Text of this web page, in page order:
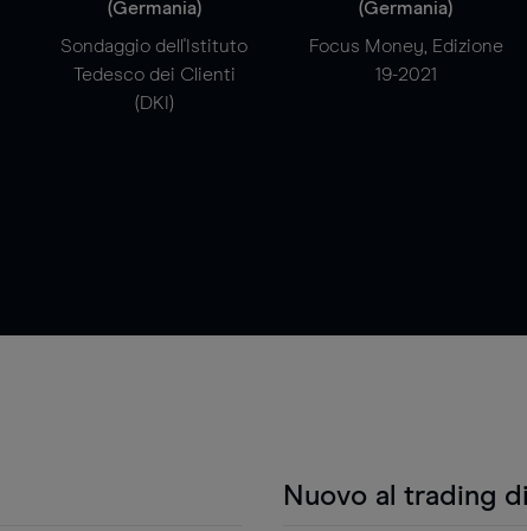
(Germania)
Sondaggio dell'Istituto
Tedesco dei Clienti
(DKI)
(Germania)
Focus Money, Edizione
19-2021
Nuovo al trading